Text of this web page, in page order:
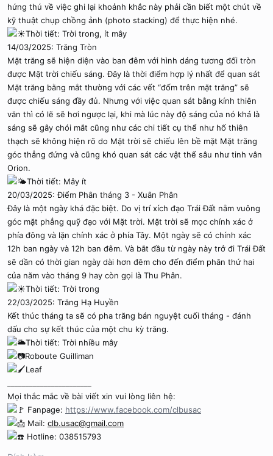
hứng thú về việc ghi lại khoảnh khắc này phải cần biết một chút về
kỹ thuật chụp chồng ảnh (photo stacking) để thực hiện nhé.
Thời tiết: Trời trong, ít mây
14/03/2025: Trăng Tròn
Mặt trăng sẽ hiện diện vào ban đêm với hình dáng tương đối tròn
được Mặt trời chiếu sáng. Đây là thời điểm hợp lý nhất để quan sát
Mặt trăng bằng mắt thường với các vết “đốm trên mặt trăng” sẽ
được chiếu sáng đầy đủ. Nhưng với việc quan sát bằng kính thiên
văn thì có lẽ sẽ hơi ngược lại, khi mà lúc này độ sáng của nó khá là
sáng sẽ gây chói mắt cũng như các chi tiết cụ thể như hố thiên
thạch sẽ không hiện rõ do Mặt trời sẽ chiếu lên bề mặt Mặt trăng
góc thẳng đứng và cũng khó quan sát các vật thể sâu như tinh vân
Orion.
Thời tiết: Mây ít
20/03/2025: Điểm Phân tháng 3 - Xuân Phân
Đây là một ngày khá đặc biệt. Do vị trí xích đạo Trái Đất nằm vuông
góc mặt phẳng quỹ đạo với Mặt trời. Mặt trời sẽ mọc chính xác ở
phía đông và lặn chính xác ở phía Tây. Một ngày sẽ có chính xác
12h ban ngày và 12h ban đêm. Và bắt đầu từ ngày này trở đi Trái Đất
sẽ dần có thời gian ngày dài hơn đêm cho đến điểm phân thứ hai
của năm vào tháng 9 hay còn gọi là Thu Phân.
Thời tiết: Trời trong
22/03/2025: Trăng Hạ Huyền
Kết thúc tháng ta sẽ có pha trăng bán nguyệt cuối tháng - đánh
dấu cho sự kết thúc của một chu kỳ trăng.
Thời tiết: Trời nhiều mây
Roboute Guilliman
Leaf
Mọi thắc mắc về bài viết xin vui lòng liên hệ:
Fanpage: https://www.facebook.com/clbusac
Mail: clb.usac@gmail.com
Hotline: 038515793